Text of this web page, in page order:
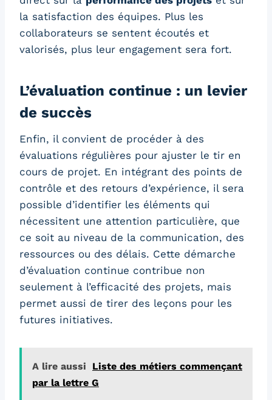
la satisfaction des équipes. Plus les
collaborateurs se sentent écoutés et
valorisés, plus leur engagement sera fort.
L’évaluation continue : un levier
de succès
Enfin, il convient de procéder à des
évaluations régulières pour ajuster le tir en
cours de projet. En intégrant des points de
contrôle et des retours d’expérience, il sera
possible d’identifier les éléments qui
nécessitent une attention particulière, que
ce soit au niveau de la communication, des
ressources ou des délais. Cette démarche
d’évaluation continue contribue non
seulement à l’efficacité des projets, mais
permet aussi de tirer des leçons pour les
futures initiatives.
A lire aussi
Liste des métiers commençant
par la lettre G